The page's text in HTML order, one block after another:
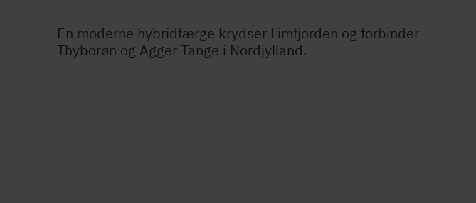
En moderne hybridfærge krydser Limfjorden og forbinder
Thyborøn og Agger Tange i Nordjylland.